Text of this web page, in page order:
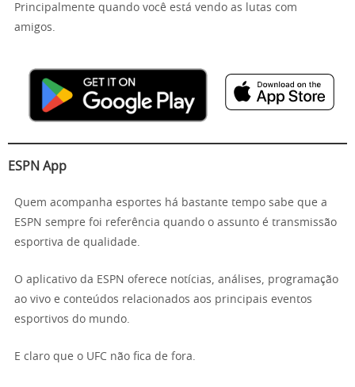
Principalmente quando você está vendo as lutas com
amigos.
ESPN App
Quem acompanha esportes há bastante tempo sabe que a
ESPN sempre foi referência quando o assunto é transmissão
esportiva de qualidade.
O aplicativo da ESPN oferece notícias, análises, programação
ao vivo e conteúdos relacionados aos principais eventos
esportivos do mundo.
E claro que o UFC não fica de fora.